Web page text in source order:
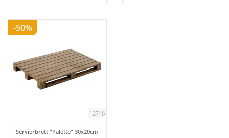
Tipps
Fuchs Blog
-50%
12746
Servierbrett "Palette" 30x20cm